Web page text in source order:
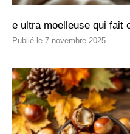
e ultra moelleuse qui fait
7 novembre 2025